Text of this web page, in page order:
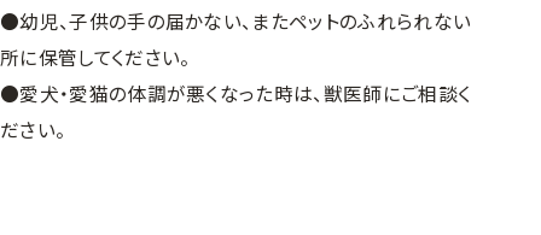
●幼児、子供の手の届かない、またペットのふれられない
所に保管してください。
●愛犬・愛猫の体調が悪くなった時は、獣医師にご相談く
ださい。